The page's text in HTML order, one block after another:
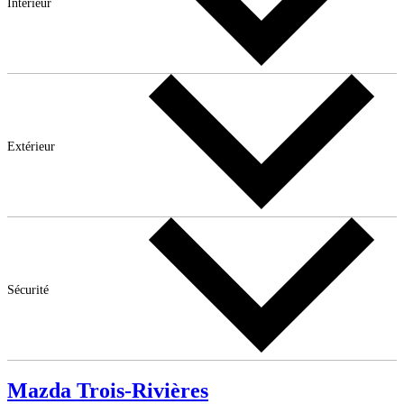
Intérieur
Extérieur
Sécurité
Mazda Trois-Rivières